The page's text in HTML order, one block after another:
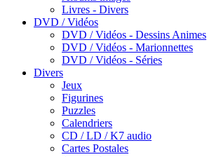
Livres - Divers
DVD / Vidéos
DVD / Vidéos - Dessins Animes
DVD / Vidéos - Marionnettes
DVD / Vidéos - Séries
Divers
Jeux
Figurines
Puzzles
Calendriers
CD / LD / K7 audio
Cartes Postales